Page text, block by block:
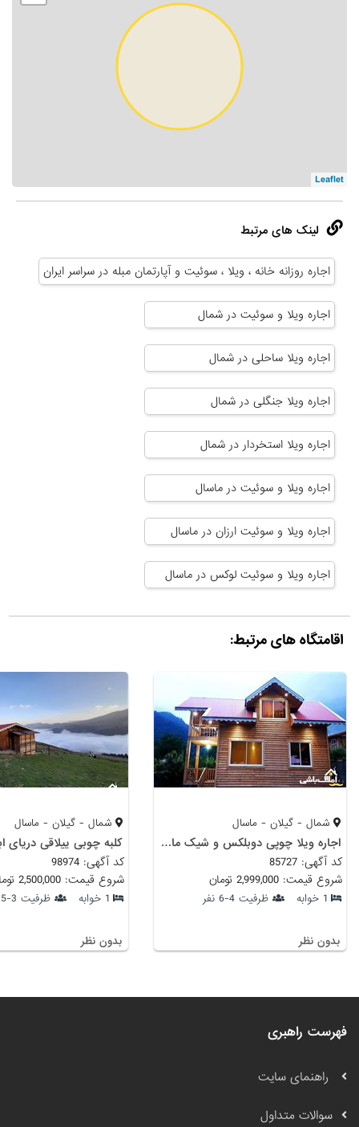
Leaflet
لینک های مرتبط
اجاره روزانه خانه ، ویلا ، سوئیت و آپارتمان مبله در سراسر ایران
اجاره ویلا و سوئیت در شمال
اجاره ویلا ساحلی در شمال
اجاره ویلا جنگلی در شمال
اجاره ویلا استخردار در شمال
اجاره ویلا و سوئیت در ماسال
اجاره ویلا و سوئیت ارزان در ماسال
اجاره ویلا و سوئیت لوکس در ماسال
اقامتگاه های مرتبط:
شمال - گیلان - ماسال
اجاره ویلا چوپی دوبلکس و شیک ماسال
کد آگهی: 85727
شروع قیمت: 2,999,000 تومان
1 خوابه ظرفیت 4-6 نفر
بدون نظر
شمال - گیلان - ماسال
کد آگهی: 98974
شروع قیمت: 2,500,000 تومان
1 خوابه ظرفیت 3-5 نفر
بدون نظر
فهرست راهبری
راهنمای سایت
سوالات متداول